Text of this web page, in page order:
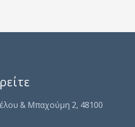
& Μπαχούμη 2, 48100